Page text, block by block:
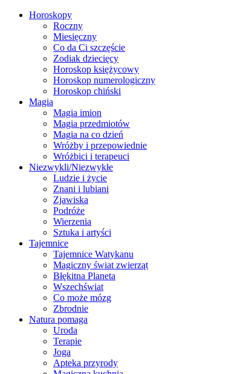
Horoskopy
Roczny
Miesięczny
Co da Ci szczęście
Zodiak dziecięcy
Horoskop księżycowy
Horoskop numerologiczny
Horoskop chiński
Magia
Magia imion
Magia przedmiotów
Magia na co dzień
Wróżby i przepowiednie
Wróżbici i terapeuci
Niezwykli/Niezwykłe
Ludzie i życie
Znani i lubiani
Zjawiska
Podróże
Wierzenia
Sztuka i artyści
Tajemnice
Tajemnice Watykanu
Magiczny świat zwierząt
Błękitna Planeta
Wszechświat
Co może mózg
Zbrodnie
Natura pomaga
Uroda
Terapie
Joga
Apteka przyrody